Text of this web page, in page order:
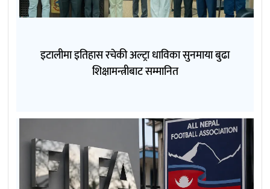
इटालीमा इतिहास रचेकी अल्ट्रा धाविका सुनमाया बुढा
शिक्षामन्त्रीबाट सम्मानित